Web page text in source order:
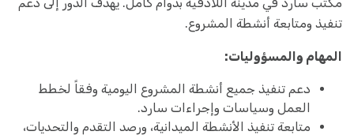
تنفيذ ومتابعة أنشطة المشروع.
المهام والمسؤوليات:
دعم تنفيذ جميع أنشطة المشروع اليومية وفقاً لخطط
العمل وسياسات وإجراءات سارد.
متابعة تنفيذ الأنشطة الميدانية، ورصد التقدم والتحديات،